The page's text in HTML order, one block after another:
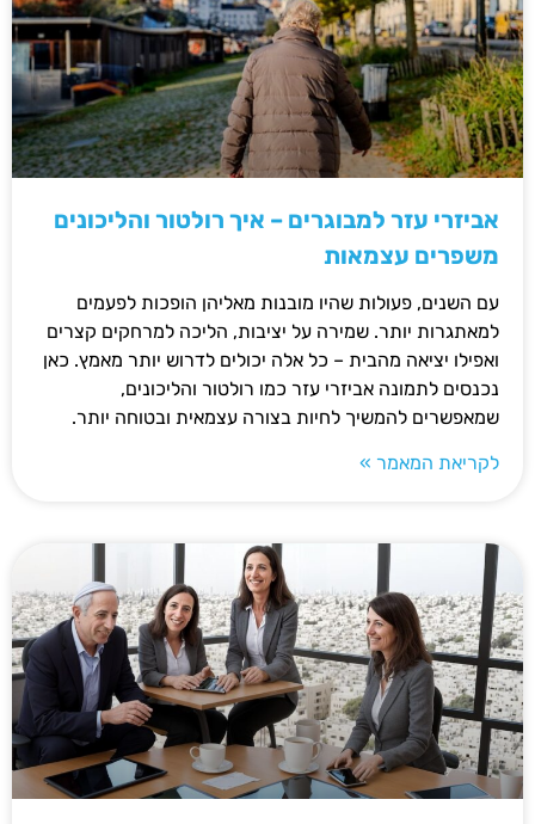
אביזרי עזר למבוגרים – איך רולטור והליכונים
משפרים עצמאות
עם השנים, פעולות שהיו מובנות מאליהן הופכות לפעמים
למאתגרות יותר. שמירה על יציבות, הליכה למרחקים קצרים
ואפילו יציאה מהבית – כל אלה יכולים לדרוש יותר מאמץ. כאן
נכנסים לתמונה אביזרי עזר כמו רולטור והליכונים,
שמאפשרים להמשיך לחיות בצורה עצמאית ובטוחה יותר.
לקריאת המאמר »